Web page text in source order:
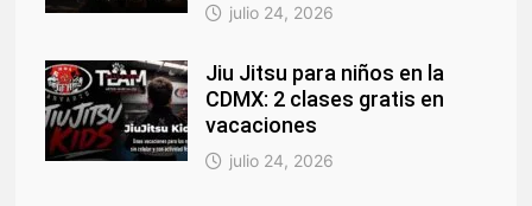
julio 24, 2026
Jiu Jitsu para niños en la
CDMX: 2 clases gratis en
vacaciones
julio 24, 2026